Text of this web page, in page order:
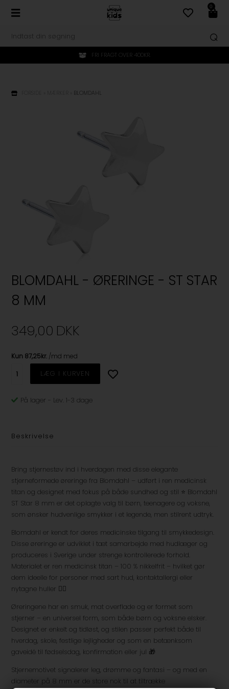
0
FRI FRAGT OVER 400KR.
BLOMDAHL
BLOMDAHL - ØRERINGE - ST STAR
8 MM
349,00 DKK
På lager- Lev. 1-3 dage
Beskrivelse
Bring stjernestøv ind i hverdagen med disse elegante
stjerneformede øreringe fra Blomdahl – udført i ren medicinsk
titan og designet med fokus på både sundhed og stil ⭐ Blomdahl
ST Star 8 mm er det oplagte valg til børn, teenagere og voksne,
som ønsker hudvenlige smykker i et legende, men stilrent udtryk.
Blomdahl er kendt for deres medicinske tilgang til smykkedesign.
Disse øreringe er udviklet i tæt samarbejde med hudlæger og
produceres i Sverige under strenge kontrollerede forhold.
Materialet er ren medicinsk titan – 100 % nikkelfrit – hvilket gør
dem ideelle for personer med sart hud, kontaktallergi eller
nytagne huller 👩‍⚕️
Øreringene har en smuk, mat overflade og er formet som
stjerner – en universel form, som både børn og voksne elsker.
Designet er enkelt og tidløst, og stilen passer perfekt både til
hverdag, skole, festlige lejligheder og som en betænksom
gaveidé til fødselsdag, konfirmation eller jul 🎁
Stjernemotivet signalerer leg, drømme og fantasi – og med en
diameter på 8 mm er de store nok til at tiltrække